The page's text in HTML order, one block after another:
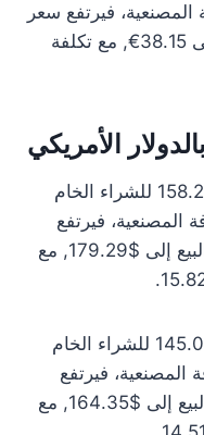
المصنعية، فيرتفع سعر
الشراء إلى 37.04€ وسعر البيع إلى 38.15€, مع تكلفة
الأمريكي
سعر الذهب عيار 24 اليوم يبلغ $158.25 للشراء الخام
المصنعية، فيرتفع
سعر الشراء إلى $174.07 وسعر البيع إلى $179.29, مع
سعر الذهب عيار 22 اليوم يبلغ $145.06 للشراء الخام
المصنعية، فيرتفع
سعر الشراء إلى $159.57 وسعر البيع إلى $164.35, مع